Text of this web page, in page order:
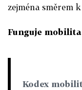
zejména směrem
Funguje
Kodex